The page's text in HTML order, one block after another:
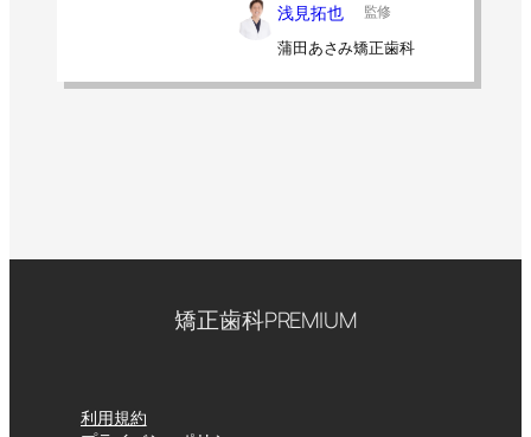
浅見拓也
監修
蒲田あさみ矯正歯科
矯正歯科PREMIUM
利用規約